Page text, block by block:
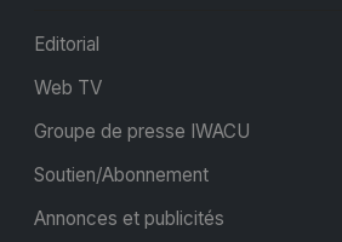
Editorial
Web TV
Groupe de presse IWACU
Soutien/Abonnement
Annonces et publicités